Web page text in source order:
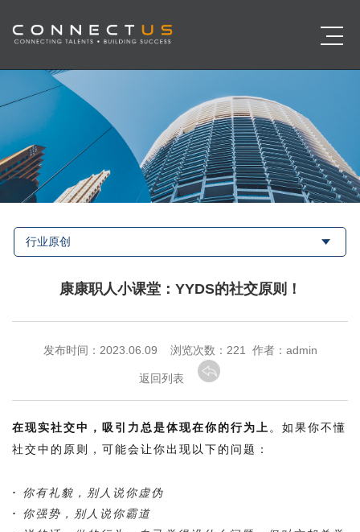
行业原创
康康职人小课堂：YYDS的社交原则！
发布时间：2023.06.09 浏览次数： 221 作者：admin
返回列表
在现实社交中，吸引力总是体现在你的行为上 。如果你不懂
社交中的原则，可能会让你出现以下的问题：
· 你有礼貌，别人说你虚伪
· 你强势，别人说你霸道